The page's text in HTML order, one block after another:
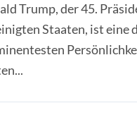
Staaten, ist eine